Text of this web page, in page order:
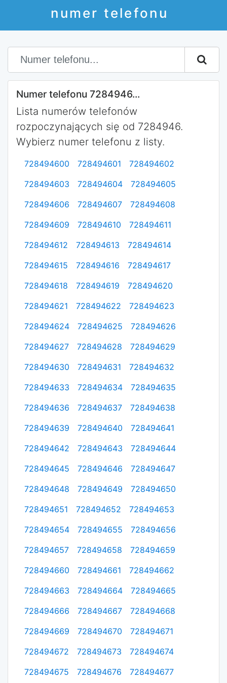
numer telefonu
Numer telefonu 7284946...
Lista numerów telefonów
rozpoczynających się od 7284946.
Wybierz numer telefonu z listy.
728494600 728494601
728494602
728494603
728494604
728494605
728494606
728494607
728494608
728494609
728494610
728494611
728494612
728494613
728494614
728494615
728494616
728494617
728494618
728494619
728494620
728494621
728494622
728494623
728494624
728494625
728494626
728494627
728494628
728494629
728494630
728494631
728494632
728494633
728494634
728494635
728494636
728494637
728494638
728494639
728494640
728494641
728494642
728494643
728494644
728494645
728494646
728494647
728494648
728494649
728494650
728494651
728494652
728494653
728494654
728494655
728494656
728494657
728494658
728494659
728494660
728494661
728494662
728494663
728494664
728494665
728494666
728494667
728494668
728494669
728494670
728494671
728494672
728494673
728494674
728494675
728494676 728494677